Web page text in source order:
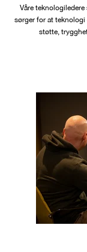
Våre
sørger for at teknologi
støtte,